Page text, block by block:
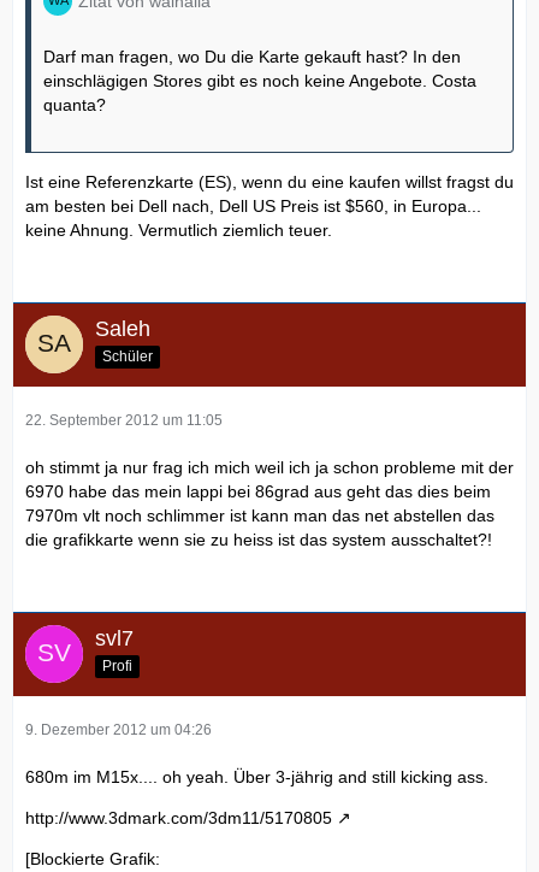
Darf man fragen, wo Du die Karte gekauft hast? In den
einschlägigen Stores gibt es noch keine Angebote. Costa
quanta?
Ist eine Referenzkarte (ES), wenn du eine kaufen willst fragst du
am besten bei Dell nach, Dell US Preis ist $560, in Europa...
keine Ahnung. Vermutlich ziemlich teuer.
Saleh
Schüler
22. September 2012 um 11:05
oh stimmt ja nur frag ich mich weil ich ja schon probleme mit der
6970 habe das mein lappi bei 86grad aus geht das dies beim
7970m vlt noch schlimmer ist kann man das net abstellen das
die grafikkarte wenn sie zu heiss ist das system ausschaltet?!
svl7
Profi
9. Dezember 2012 um 04:26
680m im M15x.... oh yeah. Über 3-jährig and still kicking ass.
http://www.3dmark.com/3dm11/5170805
[Blockierte Grafik: